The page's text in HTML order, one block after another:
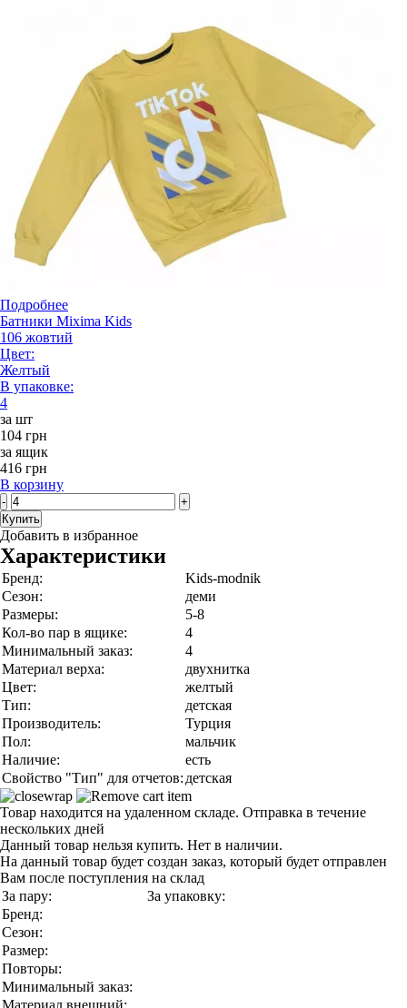
Подробнее
Батники Mixima Kids
106 жовтий
Цвет:
Желтый
В упаковке:
4
за шт
104 грн
за ящик
416 грн
В корзину
-
+
Купить
Добавить в избранное
Характеристики
Бренд:
Kids-modnik
Сезон:
деми
Размеры:
5-8
Кол-во пар в ящике:
4
Минимальный заказ:
4
Материал верха:
двухнитка
Цвет:
желтый
Тип:
детская
Производитель:
Турция
Пол:
мальчик
Наличие:
есть
Свойство "Тип" для отчетов: детская
Товар находится на удаленном складе. Отправка в течение
нескольких дней
Данный товар нельзя купить. Нет в наличии.
На данный товар будет создан заказ, который будет отправлен
Вам после поступления на склад
За пару:
За упаковку:
Бренд:
Сезон:
Размер:
Повторы:
Минимальный заказ:
Материал внешний: